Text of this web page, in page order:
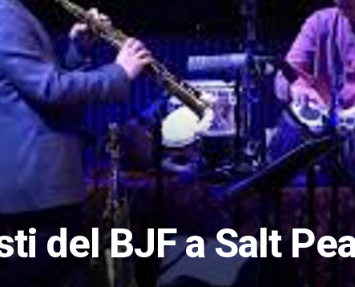
del BJF a Salt